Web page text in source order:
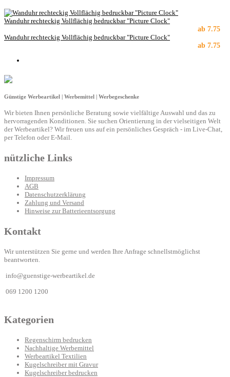
Wanduhr rechteckig Vollflächig bedruckbar "Picture Clock"
ab 7.75
Wanduhr rechteckig Vollflächig bedruckbar "Picture Clock"
ab 7.75
Günstige Werbeartikel | Werbemittel | Werbegeschenke
Wir bieten Ihnen persönliche Beratung sowie vielfältige Auswahl und das zu
hervorragenden Konditionen. Sie suchen Orientierung in der vielseitigen Welt
der Werbeartikel? Wir freuen uns auf ein persönliches Gespräch - im Live-Chat,
per Telefon oder E-Mail.
nützliche Links
Impressum
AGB
Datenschutzerklärung
Zahlung und Versand
Hinweise zur Batterieentsorgung
Kontakt
Wir unterstützen Sie gerne und werden Ihre Anfrage schnellstmöglichst
beantworten.
info@guenstige-werbeartikel.de
069 1200 1200
Kategorien
Regenschirm bedrucken
Nachhaltige Werbemittel
Werbeartikel Textilien
Kugelschreiber mit Gravur
Kugelschreiber bedrucken